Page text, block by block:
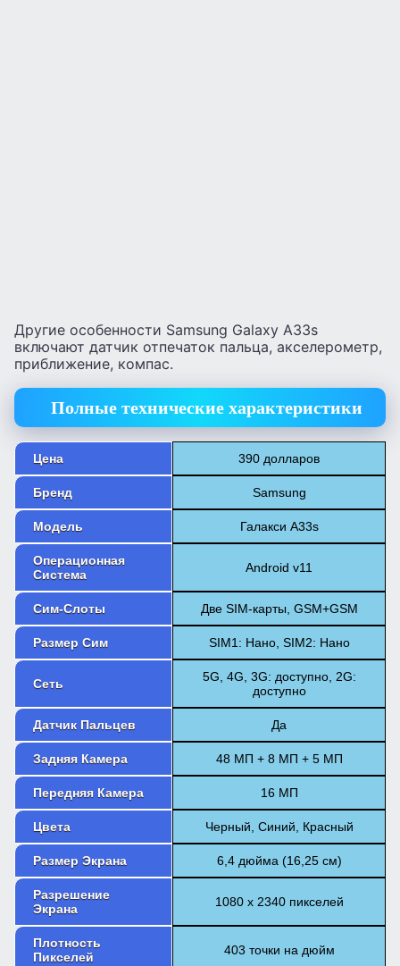
Другие особенности Samsung Galaxy A33s
включают датчик отпечаток пальца, акселерометр,
приближение, компас.
Полные технические характеристики
Цена 390 долларов
Бренд Samsung
Модель Галакси А33s
Операционная
Система
Android v11
Сим-Слоты Две SIM-карты, GSM+GSM
Размер Сим SIM1: Нано, SIM2: Нано
Сеть
5G, 4G, 3G: доступно, 2G:
доступно
Датчик Пальцев Да
Задняя Камера 48 МП + 8 МП + 5 МП
Передняя Камера 16 МП
Цвета Черный, Синий, Красный
Размер Экрана 6,4 дюйма (16,25 см)
Разрешение
Экрана
1080 х 2340 пикселей
Плотность
Пикселей
403 точки на дюйм